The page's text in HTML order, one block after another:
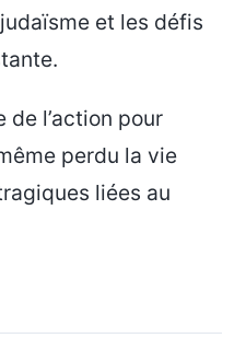
et les défis
l’action pour
perdu la vie
liées au